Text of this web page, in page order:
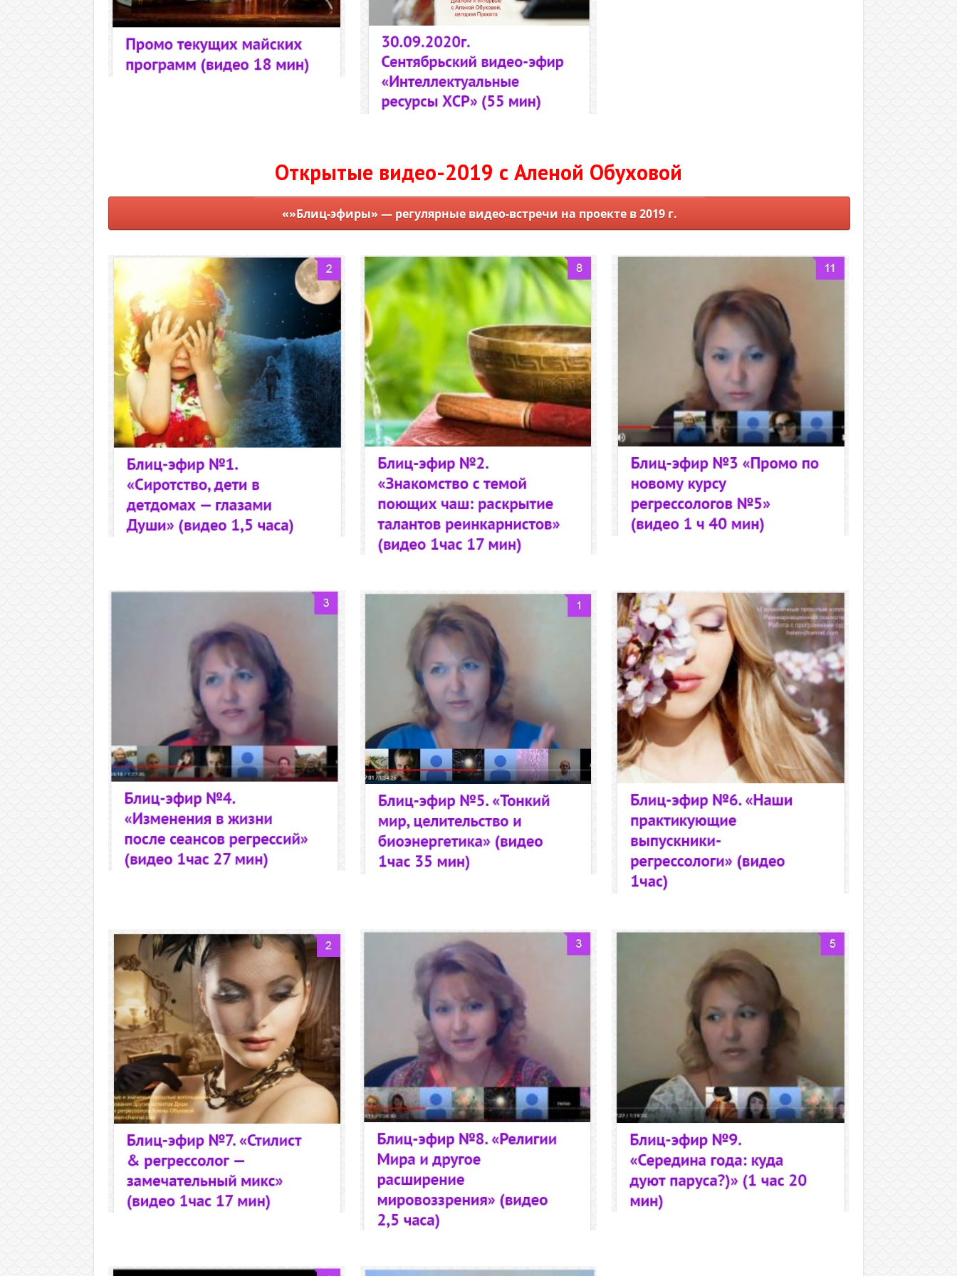
Открытые видео-2019 с Аленой Обуховой
«»Блиц-эфиры» — регулярные видео-встречи на проекте в 2019 г.